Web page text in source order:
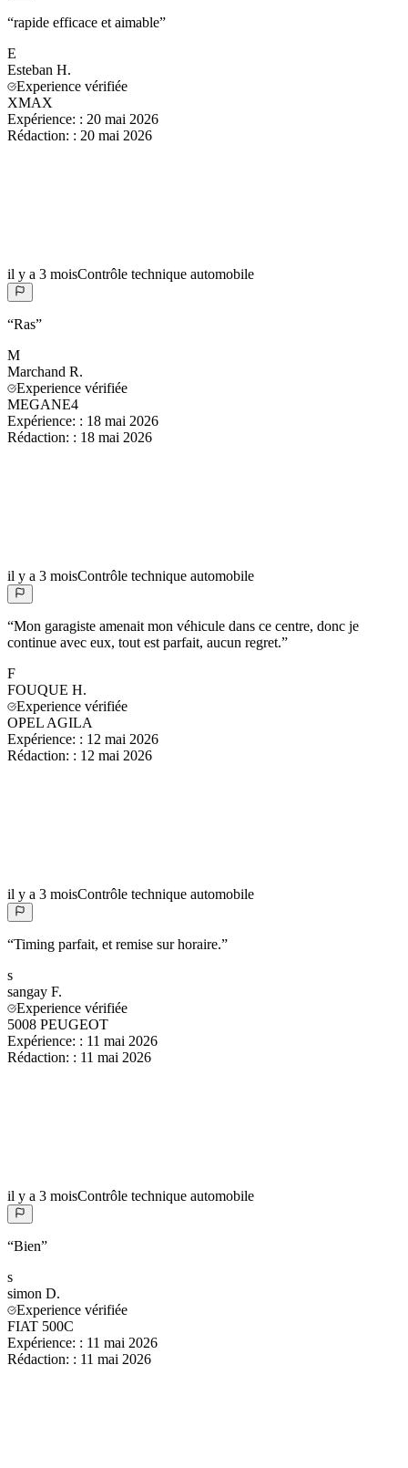
“rapide efficace et aimable”
E
Esteban H.
Experience vérifiée
XMAX
Expérience: : 20 mai 2026
Rédaction: : 20 mai 2026
il y a 3 moisContrôle technique automobile
“Ras”
M
Marchand R.
Experience vérifiée
MEGANE4
Expérience: : 18 mai 2026
Rédaction: : 18 mai 2026
il y a 3 moisContrôle technique automobile
“Mon garagiste amenait mon véhicule dans ce centre, donc je
continue avec eux, tout est parfait, aucun regret.”
F
FOUQUE H.
Experience vérifiée
OPEL AGILA
Expérience: : 12 mai 2026
Rédaction: : 12 mai 2026
il y a 3 moisContrôle technique automobile
“Timing parfait, et remise sur horaire.”
s
sangay F.
Experience vérifiée
5008 PEUGEOT
Expérience: : 11 mai 2026
Rédaction: : 11 mai 2026
il y a 3 moisContrôle technique automobile
“Bien”
s
simon D.
Experience vérifiée
FIAT 500C
Expérience: : 11 mai 2026
Rédaction: : 11 mai 2026